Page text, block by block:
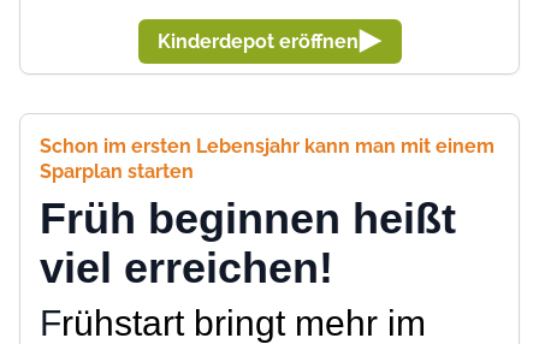
Kinderdepot eröffnen
Schon im ersten Lebensjahr kann man mit einem
Sparplan starten
Früh beginnen heißt
viel erreichen!
Frühstart bringt mehr im